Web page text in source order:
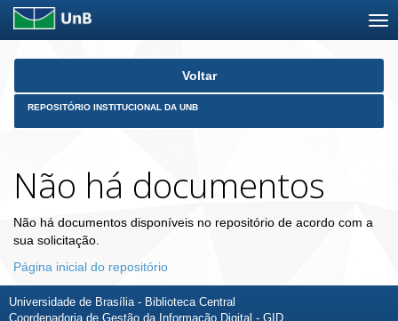
Skip
Voltar
REPOSITÓRIO INSTITUCIONAL DA UNB
Não há documentos
Não há documentos disponíveis no repositório de acordo com a
sua solicitação.
Página inicial do repositório
Universidade de Brasília - Biblioteca Central
Coordenadoria de Gestão da Informação Digital - GID